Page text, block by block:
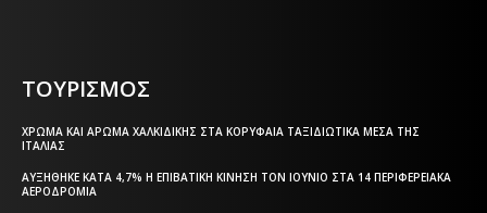
ΤΟΥΡΙΣΜΟΣ
ΧΡΏΜΑ ΚΑΙ ΆΡΩΜΑ ΧΑΛΚΙΔΙΚΉΣ ΣΤΑ ΚΟΡΥΦΑΊΑ ΤΑΞΙΔΙΩΤΙΚΆ ΜΈΣΑ ΤΗΣ
ΙΤΑΛΊΑΣ
ΑΥΞΉΘΗΚΕ ΚΑΤΆ 4,7% Η ΕΠΙΒΑΤΙΚΉ ΚΊΝΗΣΗ ΤΟΝ ΙΟΎΝΙΟ ΣΤΑ 14 ΠΕΡΙΦΕΡΕΙΑΚΆ
ΑΕΡΟΔΡΌΜΙΑ